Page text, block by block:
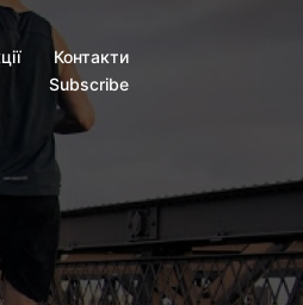
Контакти
Subscribe